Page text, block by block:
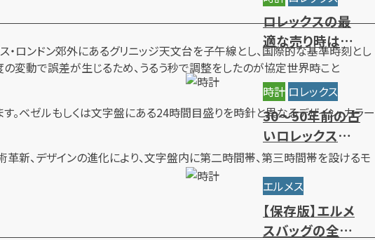
ス・ロンドン郊外にあるグリニッジ天文台を子午線とし、国際的な基準時刻とし
変動で誤差が生じるため、うるう秒で調整をしたのが協定世界時こと
ベゼルもしくは文字盤にある24時間目盛りを時針と異なるデザイン、カラー
新、デザインの進化により、文字盤内に第二時間帯、第三時間帯を設けるモ
価値を解説
ロレックスの最
適な売り時はい
つ？円安の影響
と高価買取時期
7選
時計 ロレックス
30～50年前の古
いロレックスに
価値はある？年
代別の買取相場
や高価買取のコ
ツ
エルメス
【保存版】エルメ
スバッグの全種